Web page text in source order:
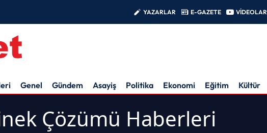
YAZARLAR E-GAZETE VİDEOLAR
Genel Gündem Asayiş Politika Ekonomi Eğitim Kültür
Çözümü Haberleri